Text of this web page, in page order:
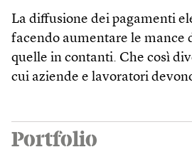
La diffusione dei pagamenti
facendo aumentare le mance
quelle in contanti. Che così
cui aziende e lavoratori
Portfolio